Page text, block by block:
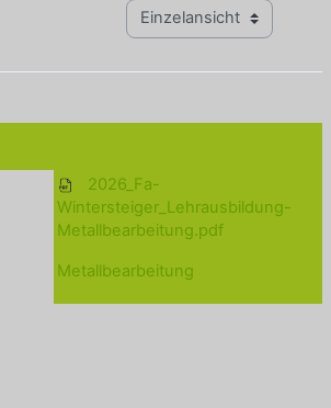
Modus Tertiärnavigation
2026_Fa-
Wintersteiger_Lehrausbildung-
Metallbearbeitung.pdf
Metallbearbeitung